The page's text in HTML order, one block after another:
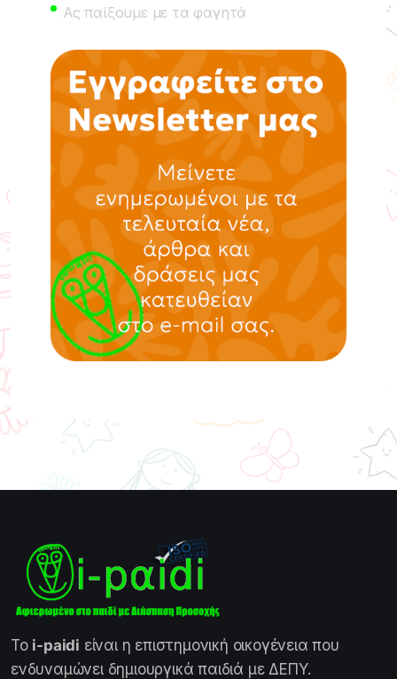
Ας παίξουμε με τα φαγητά
Το i-paidi είναι η επιστημονική οικογένεια που
ενδυναμώνει δημιουργικά παιδιά με ΔΕΠΥ.